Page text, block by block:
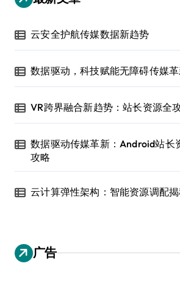
云安全护航传媒数据新趋势
数据驱动，科技赋能无障碍传媒
VR跨界融合新趋势：站长资源全
数据驱动传媒革新：Android站长
攻略
云计算弹性架构：智能资源调配
广告